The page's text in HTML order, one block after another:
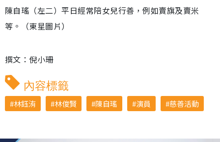
陳自瑤（左二）平日經常陪女兒行善，例如賣旗及賣米
等。（東星圖片）
撰文：倪小珊
內容標籤
林鈺洧 林俊賢 陳自瑤 演員 慈善活動